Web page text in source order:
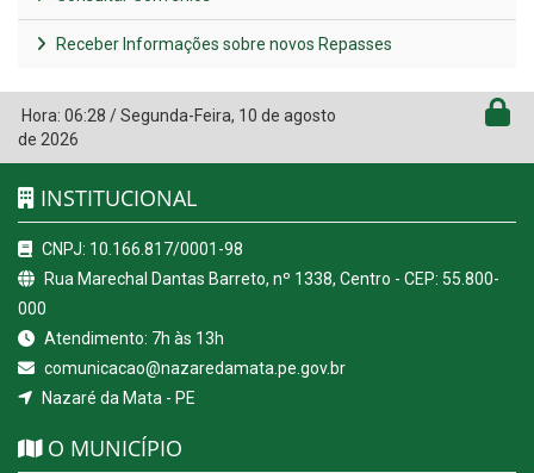
Receber Informações sobre novos Repasses
Hora: 06:28 /Segunda-Feira, 10 de agosto
de 2026
INSTITUCIONAL
CNPJ: 10.166.817/0001-98
Rua Marechal Dantas Barreto, nº 1338, Centro - CEP: 55.800-
000
Atendimento: 7h às 13h
comunicacao@nazaredamata.pe.gov.br
Nazaré da Mata - PE
O MUNICÍPIO